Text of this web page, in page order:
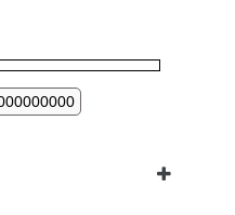
Price
Price